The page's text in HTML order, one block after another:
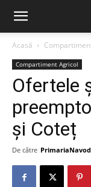
Acasă
Compartiment Agricol
Ofertele
și Coteț
De către